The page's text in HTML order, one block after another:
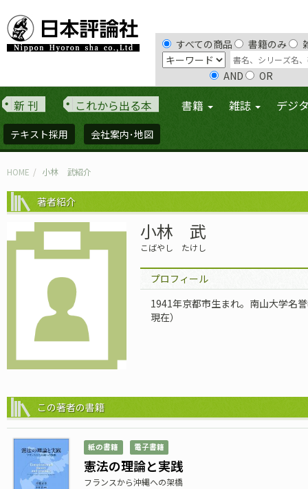
すべての商品 書籍のみ
AND OR
新 刊 これから出る本 書籍 雑誌 デジ
テキスト採用 会社案内･地図
HOME 小林 武紹介
著者紹介
小林 武
こばやし たけし
プロフィール
1941年京都市生まれ。南山大学名
現在）
この著者の書籍
紙の書籍 電子書籍
憲法の理論と実践
フランスから沖縄への架橋